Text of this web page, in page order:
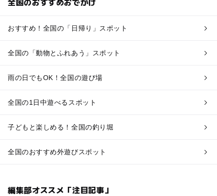
おすすめ！全国の「日帰り」スポット
全国の「動物とふれあう」スポット
雨の日でもOK！全国の遊び場
全国の1日中遊べるスポット
子どもと楽しめる！全国の釣り堀
全国のおすすめ外遊びスポット
編集部オススメ「注目記事」